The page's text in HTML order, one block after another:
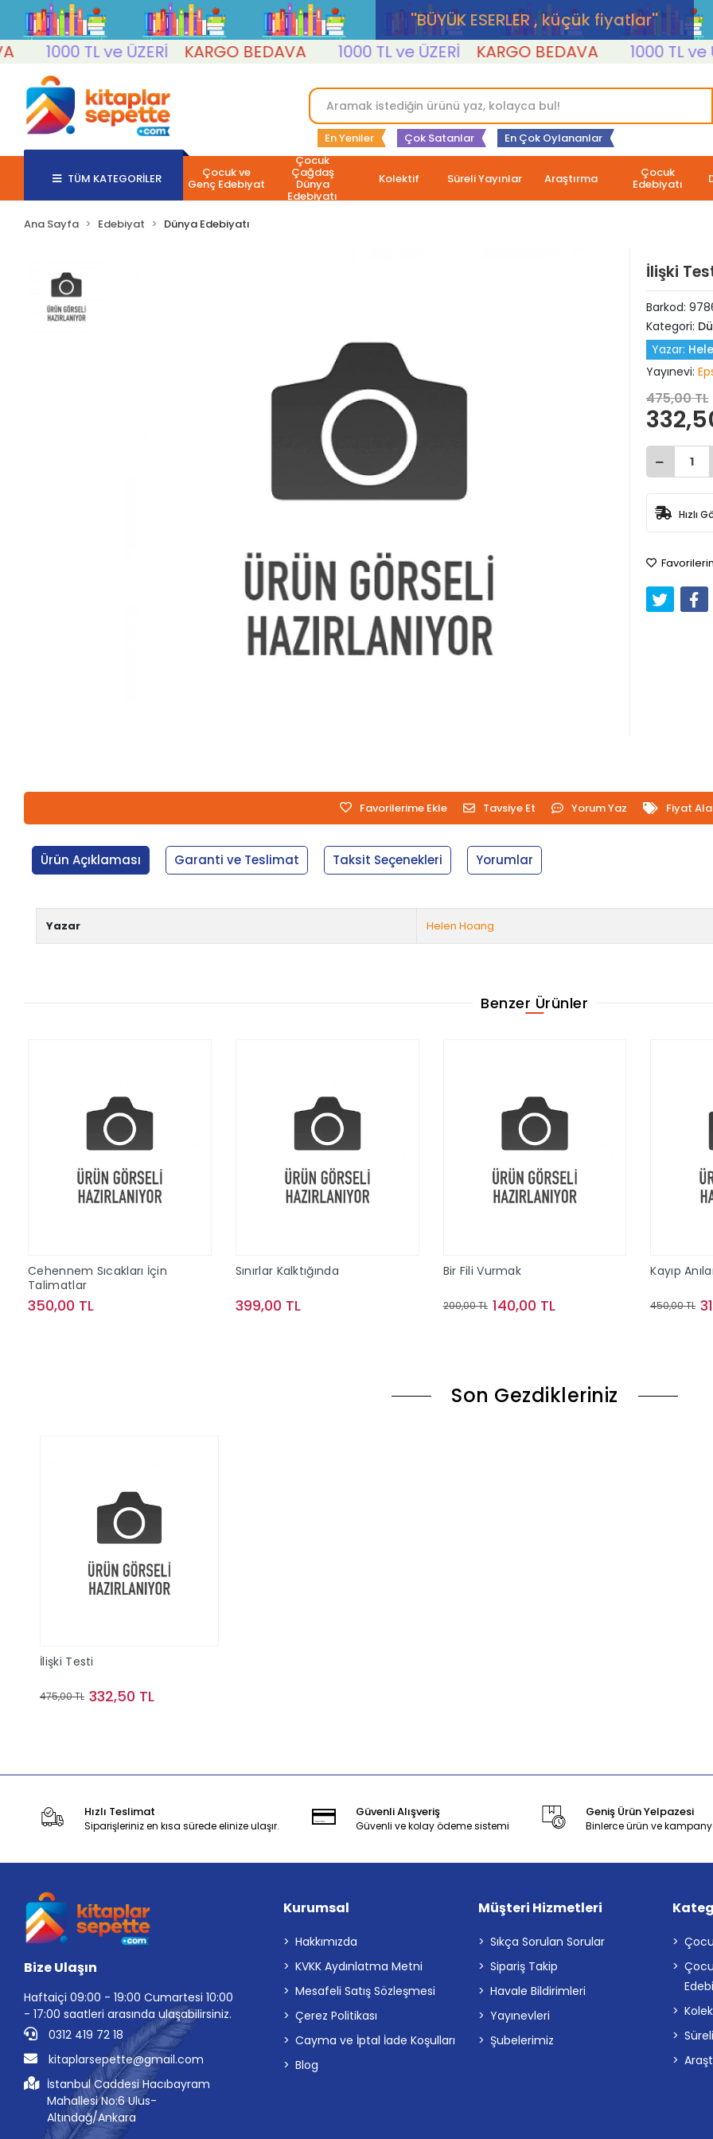
''BÜYÜK ESERLER , küçük fiyatlar''
1000 TL ve ÜZERİ
KARGO BEDAVA 1000 TL ve ÜZERİ KARGO BEDAVA 1000 TL ve
En Yeniler Çok Satanlar En Çok Oylananlar
TÜM KATEGORİLER Çocuk ve
Genç Edebiyat
Çocuk
Çağdaş
Dünya
Edebiyatı
Kolektif Süreli Yayınlar Araştırma Çocuk
Edebiyatı
Ana Sayfa Edebiyat Dünya Edebiyatı
İlişki
Barkod:
Kategori:
Yazar:
Yayınevi:
475,00 TL
Hızlı
Favorilerime Ekle Tavsiye Et Yorum Yaz Fiyat
Ürün Açıklaması Garanti ve Teslimat Taksit Seçenekleri Yorumlar
Yazar Helen Hoang
Benzer Ürünler
Cehennem Sıcakları İçin
Talimatlar
350,00 TL
Sınırlar Kalktığında
399,00 TL
Bir Fili Vurmak
200,00 TL 140,00 TL
Kayıp
450,00 TL
Son Gezdikleriniz
İlişki Testi
475,00 TL 332,50 TL
Hızlı Teslimat
Siparişleriniz en kısa sürede elinize ulaşır.
Güvenli Alışveriş
Güvenli ve kolay ödeme sistemi
Geniş Ürün Yelpazesi
Binlerce ürün ve
Bize Ulaşın
Haftaiçi 09:00 - 19:00 Cumartesi 10:00
- 17:00 saatleri arasında ulaşabilirsiniz.
0312 419 72 18
kitaplarsepette@gmail.com
İstanbul Caddesi Hacıbayram
Mahallesi No:6 Ulus-
Altındağ/Ankara
Kurumsal
Hakkımızda
KVKK Aydınlatma Metni
Mesafeli Satış Sözleşmesi
Çerez Politikası
Cayma ve İptal İade Koşulları
Blog
Müşteri Hizmetleri
Sıkça Sorulan Sorular
Sipariş Takip
Havale Bildirimleri
Yayınevleri
Şubelerimiz